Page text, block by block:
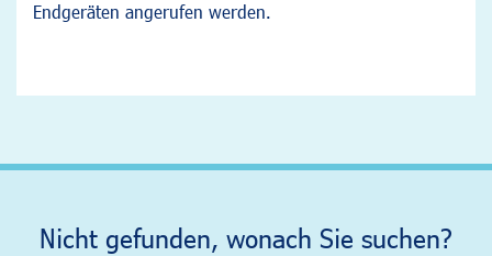
Endgeräten angerufen werden.
Nicht gefunden, wonach Sie suchen?